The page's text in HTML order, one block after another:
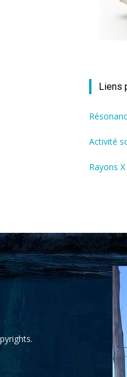
Liens
Activité
Rayons